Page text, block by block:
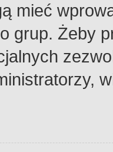
mieć
grup. Żeby